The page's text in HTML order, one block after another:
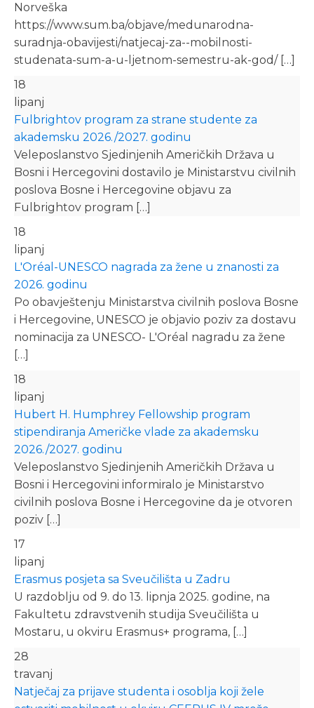
Norveška
https://www.sum.ba/objave/medunarodna-
suradnja-obavijesti/natjecaj-za--mobilnosti-
studenata-sum-a-u-ljetnom-semestru-ak-god/ […]
18
lipanj
Fulbrightov program za strane studente za
akademsku 2026./2027. godinu
Veleposlanstvo Sjedinjenih Američkih Država u
Bosni i Hercegovini dostavilo je Ministarstvu civilnih
poslova Bosne i Hercegovine objavu za
Fulbrightov program […]
18
lipanj
L'Oréal-UNESCO nagrada za žene u znanosti za
2026. godinu
Po obavještenju Ministarstva civilnih poslova Bosne
i Hercegovine, UNESCO je objavio poziv za dostavu
nominacija za UNESCO- L'Oréal nagradu za žene
[…]
18
lipanj
Hubert H. Humphrey Fellowship program
stipendiranja Američke vlade za akademsku
2026./2027. godinu
Veleposlanstvo Sjedinjenih Američkih Država u
Bosni i Hercegovini informiralo je Ministarstvo
civilnih poslova Bosne i Hercegovine da je otvoren
poziv […]
17
lipanj
Erasmus posjeta sa Sveučilišta u Zadru
U razdoblju od 9. do 13. lipnja 2025. godine, na
Fakultetu zdravstvenih studija Sveučilišta u
Mostaru, u okviru Erasmus+ programa, […]
28
travanj
Natječaj za prijave studenta i osoblja koji žele